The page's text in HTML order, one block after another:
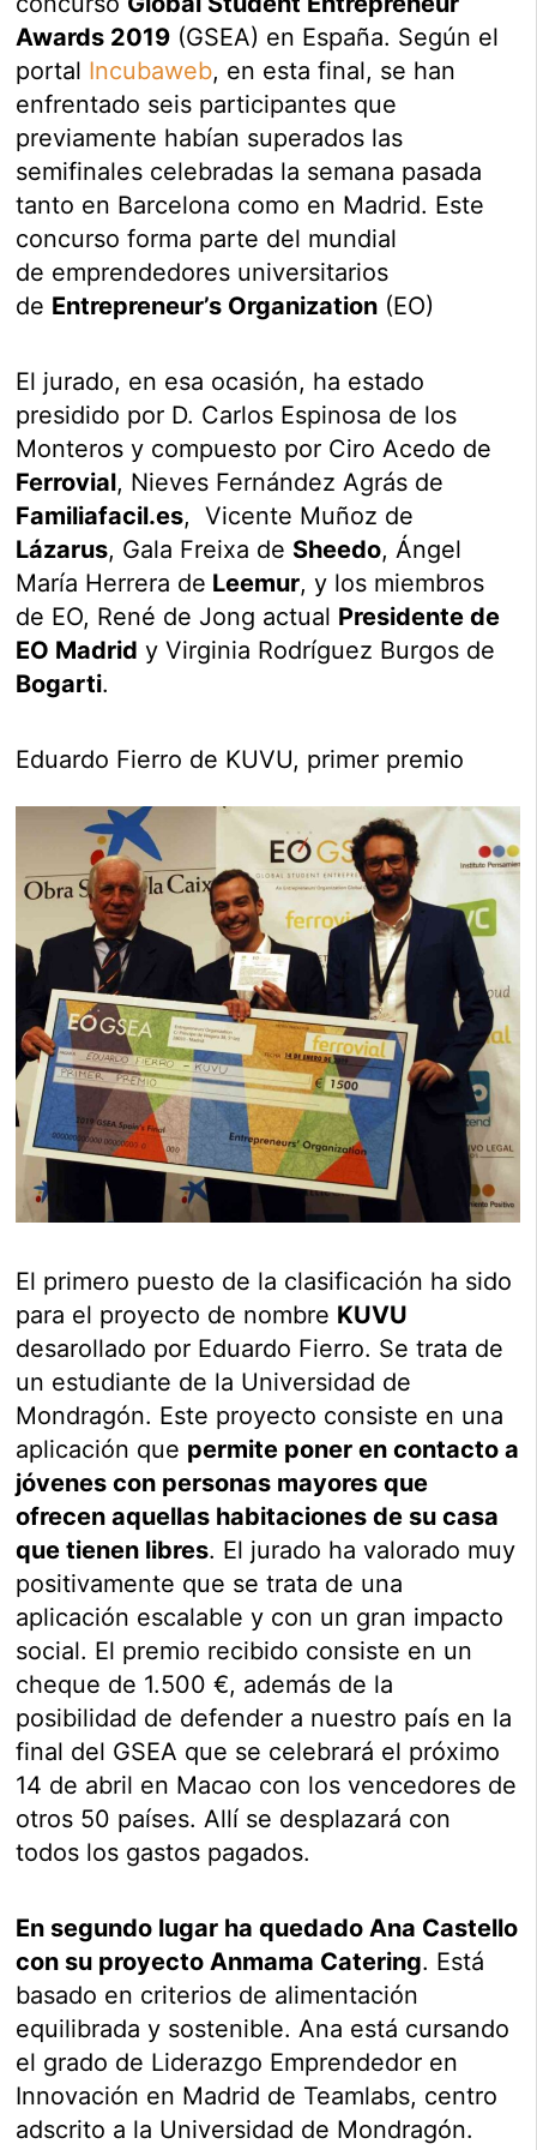
Awards 2019 (GSEA) en España. Según el
portal Incubaweb, en esta final, se han
enfrentado seis participantes que
previamente habían superados las
semifinales celebradas la semana pasada
tanto en Barcelona como en Madrid. Este
concurso forma parte del mundial
de emprendedores universitarios
de Entrepreneur’s Organization (EO)
El jurado, en esa ocasión, ha estado
presidido por D. Carlos Espinosa de los
Monteros y compuesto por Ciro Acedo de
Ferrovial, Nieves Fernández Agrás de
Familiafacil.es, Vicente Muñoz de
Lázarus, Gala Freixa de Sheedo, Ángel
María Herrera de Leemur, y los miembros
de EO, René de Jong actual Presidente de
EO Madrid y Virginia Rodríguez Burgos de
Bogarti.
Eduardo Fierro de KUVU, primer premio
El primero puesto de la clasificación ha sido
para el proyecto de nombre KUVU
desarollado por Eduardo Fierro. Se trata de
un estudiante de la Universidad de
Mondragón. Este proyecto consiste en una
aplicación que permite poner en contacto a
jóvenes con personas mayores que
ofrecen aquellas habitaciones de su casa
que tienen libres. El jurado ha valorado muy
positivamente que se trata de una
aplicación escalable y con un gran impacto
social. El premio recibido consiste en un
cheque de 1.500 €, además de la
posibilidad de defender a nuestro país en la
final del GSEA que se celebrará el próximo
14 de abril en Macao con los vencedores de
otros 50 países. Allí se desplazará con
todos los gastos pagados.
En segundo lugar ha quedado Ana Castello
con su proyecto Anmama Catering. Está
basado en criterios de alimentación
equilibrada y sostenible. Ana está cursando
el grado de Liderazgo Emprendedor en
Innovación en Madrid de Teamlabs, centro
adscrito a la Universidad de Mondragón.